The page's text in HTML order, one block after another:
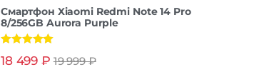
Смартфон Xiaomi Redmi Note 14 Pro
8/256GB Aurora Purple
из 5
18 499 ₽ 19 999₽